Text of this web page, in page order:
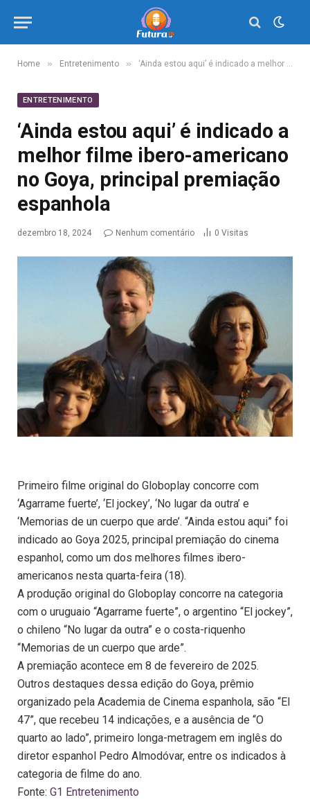
Home » Entretenimento » ‘Ainda estou aqui’ é indicado a melhor filme ibero-americano no Goya, principal premiação espanhola
ENTRETENIMENTO
‘Ainda estou aqui’ é indicado a
melhor filme ibero-americano
no Goya, principal premiação
espanhola
dezembro 18, 2024 Nenhum comentário 0 Visitas
Primeiro filme original do Globoplay concorre com
‘Agarrame fuerte’, ‘El jockey’, ‘No lugar da outra’ e
‘Memorias de un cuerpo que arde’. “Ainda estou aqui” foi
indicado ao Goya 2025, principal premiação do cinema
espanhol, como um dos melhores filmes ibero-
americanos nesta quarta-feira (18).
A produção original do Globoplay concorre na categoria
com o uruguaio “Agarrame fuerte”, o argentino “El jockey”,
o chileno “No lugar da outra” e o costa-riquenho
“Memorias de un cuerpo que arde”.
A premiação acontece em 8 de fevereiro de 2025.
Outros destaques dessa edição do Goya, prêmio
organizado pela Academia de Cinema espanhola, são “El
47”, que recebeu 14 indicações, e a ausência de “O
quarto ao lado”, primeiro longa-metragem em inglês do
diretor espanhol Pedro Almodóvar, entre os indicados à
categoria de filme do ano.
Fonte: G1 Entretenimento